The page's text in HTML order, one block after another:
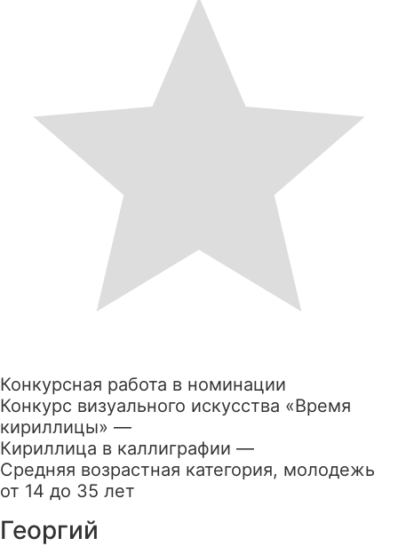
Конкурсная работа в номинации
Конкурс визуального искусства «Время
кириллицы» —
Кириллица в каллиграфии —
Средняя возрастная категория, молодежь
от 14 до 35 лет
Георгий